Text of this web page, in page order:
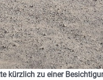
kürzlich zu einer